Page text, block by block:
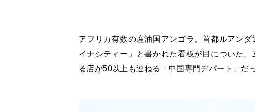
アフリカ有数の産油国アンゴラ。首都ルアン
イナシティー」と書かれた看板が目についた
る店が50以上も連ねる「中国専門デパート」だっ